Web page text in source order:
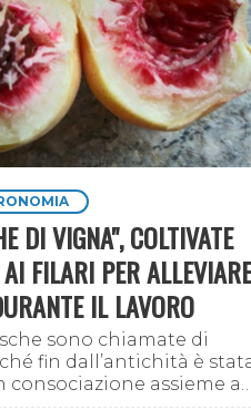
DI VIGNA", COLTIVATE
FILARI PER ALLEVIARE
IL LAVORO
sono chiamate di
fin dall’antichità è
consociazione assieme ai
(come dice il nome):